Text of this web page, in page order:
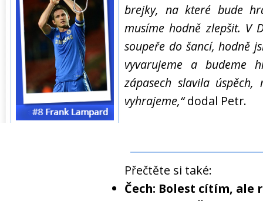
brejky, na které bude
musíme hodně zlepšit. V
soupeře do šancí, hodně
vyvarujeme a budeme
zápasech slavila
vyhrajeme,“dodal Petr.
Přečtěte si také:
Čech: Bolest cítím, ale